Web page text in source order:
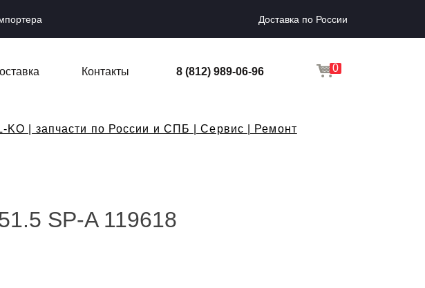
Доставка по России
Контакты 8 (812) 989-06-96 0
KO | запчасти по России и СПБ | Сервис | Ремонт
SP-A 119618